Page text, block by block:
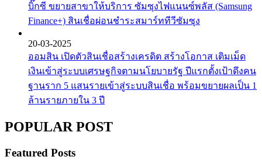
บิ๊กซี ขยายสาขาให้บริการ ซัมซุงไฟแนนซ์พลัส (Samsung
Finance+) สินเชื่อผ่อนชำระสมาร์ททีวีซัมซุง
20-03-2025
ออมสิน เปิดตัวสินเชื่อสร้างเครดิต สร้างโอกาส เติมเม็ด
เงินเข้าสู่ระบบเศรษฐกิจตามนโยบายรัฐ ปีแรกตั้งเป้าดึงคน
ฐานราก 5 แสนรายเข้าสู่ระบบสินเชื่อ พร้อมขยายผลเป็น 1
ล้านรายภายใน 3 ปี
POPULAR POST
Featured Posts